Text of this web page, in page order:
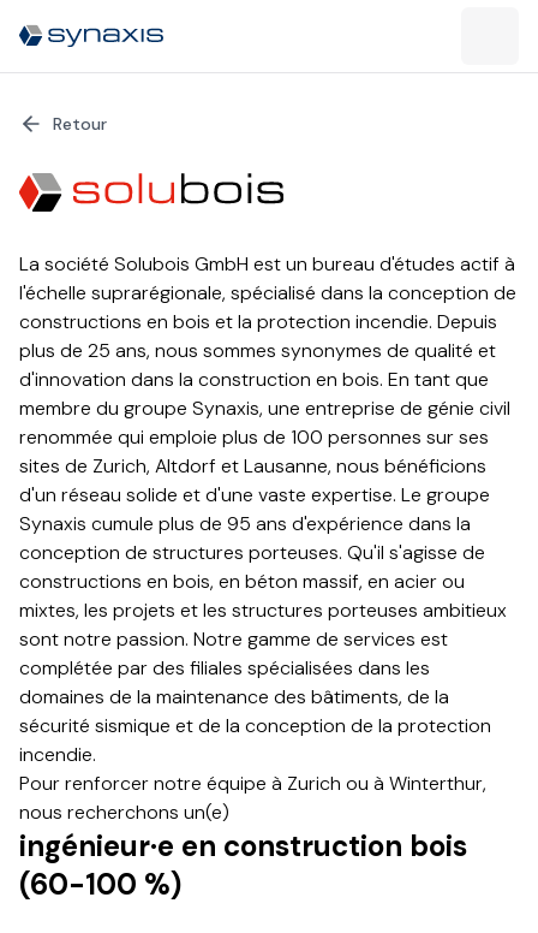
Retour
La société Solubois GmbH est un bureau d'études actif à
l'échelle suprarégionale, spécialisé dans la conception de
constructions en bois et la protection incendie. Depuis
plus de 25 ans, nous sommes synonymes de qualité et
d'innovation dans la construction en bois. En tant que
membre du groupe Synaxis, une entreprise de génie civil
renommée qui emploie plus de 100 personnes sur ses
sites de Zurich, Altdorf et Lausanne, nous bénéficions
d'un réseau solide et d'une vaste expertise. Le groupe
Synaxis cumule plus de 95 ans d'expérience dans la
conception de structures porteuses. Qu'il s'agisse de
constructions en bois, en béton massif, en acier ou
mixtes, les projets et les structures porteuses ambitieux
sont notre passion. Notre gamme de services est
complétée par des filiales spécialisées dans les
domaines de la maintenance des bâtiments, de la
sécurité sismique et de la conception de la protection
incendie.​​​​‌ ‍ ​‍​‍‌‍ ‌ ​‍‌‍‍‌‌‍‌ ‌‍‍‌‌‍ ‍​‍​‍​ ‍‍​‍​‍‌ ​ ‌‍​‌‌‍ ‍‌‍‍‌‌ ‌​‌ ‍‌​‍ ‍‌‍‍‌‌‍ ​‍​‍​‍ ​​‍​‍‌‍‍​‌ ​‍‌‍‌‌‌‍‌‍​‍​‍​ ‍‍​‍​‍‌‍‍​‌ ‌​‌ ‌​‌ ​​​ ‍‍​‍ ​‍ ‌‍ ​‌‍ ‌‍​ ‌‍​‌‌‍ ​‌‍‍​‌‍ ‌ ​ ‌ ‌​​ ‍‍​ ​ ​ ​ ​ ​ ​ ​ ​‍ ‌‍‍‌‌‍ ‍‌ ‌​‌‍‌‌‌‍ ‍‌ ‌​​‍ ‌‍‌‌‌‍‌​‌‍‍‌‌ ‌​​‍ ‌‍ ‌‌‍ ‌‍‌​‌‍‌‌​ ‌‌ ​​‌ ​‍‌‍‌‌‌ ​ ‌‍‌‌‌‍ ‍‌ ‌​‌‍​‌‌ ‌​‌‍‍‌‌‍ ‌‍ ‍​ ‍ ‌‍‍‌‌‍‌​​ ‌‌‍​‍‌‍​ ​ ‌‌​ ​ ‌‍‌‌‌‍‌​​ ‍​​ ​‍​‍ ‌​ ​​‌‍‌‌​ ‌‌‌‍‌​​‍ ‌​ ‌​​ ‌‌​ ‍​​ ​‌​‍ ‌‌‍​‍‌‍​‍​ ‌ ​ ​ ​‍ ‌‌‍‌‌​ ‍‌‌‍‌‌‌‍‌‌​ ​ ‌‍‌‍‌‍‌​​ ‌‌​ ‍​‌‍​‌‌‍‌‍​ ‍‌​ ‍ ‌ ‌​‌ ‍‌‌ ​​‌‍‌‌​ ‌‌‍‍‍‌‍ ‌‍​‍​ ‍ ‌ ​​‌‍​‌‌ ‌​‌‍‍​​ ‌‌ ​‍‌‍‍‌‌‍​ ‌‍‍​‌‌‌​‌‍‌‌‌ ‍​‌ ‌​​‍‌‌​ ‌‌‌​​‍‌‌ ‌‍‍ ‌‍‌‌‌ ‍‌​‍‌‌​ ​ ‌​‌​​‍‌‌​ ​ ‌​‌​​‍‌‌​ ​‍​ ​‍‌‍‌‍‌ ​‍​‍‌‌​ ​‍​ ​‍​‍‌‌​ ‌‌‌​‌​​‍ ‍‌ ‌‍‌‍​‌‌‍ ​‌ ‌‌‌‍‌‌​‍‌‌​ ‌‌‌​​‍‌‌ ‌‍‍ ‌‍‌‌‌ ‍‌​‍‌‌​ ​ ‌​‌​​‍‌‌​ ​ ‌​‌​​‍‌‌​ ​‍​ ​‍‌‍‌​​ ‌ ​ ​‍‌‍‌‍​ ‌‌​ ‍​​ ​​‌‍​‌‌‍‌‍‌‍​‌‌‍​‍‌‍​‍​‍‌‌​ ​‍​ ​‍​‍‌‌​ ‌‌‌​‌​​‍ ‍‌‍​ ‌‍‍​‌‍‍‌‌‍ ​‌‍‌​‌ ​‍‌‍‌‌‌‍ ‍​‍‌‌​ ‌‌‌​​‍‌‌ ‌‍‍ ‌‍‌‌‌ ‍‌​‍‌‌​ ​ ‌​‌​​‍‌‌​ ​ ‌​‌​​‍‌‌​ ​‍​ ​‍‌‍​ ‌‍​ ​ ​‌‌‍‌‍‌‍​‌​ ​​​ ​‍‌‍​ ​ ‌ ​ ​‍‌‍‌‍‌‍​‌​‍‌‌​ ​‍​ ​‍​‍‌‌​ ‌‌‌​‌​​‍ ‍‌ ‌​‌‍‌‌‌ ‍​‌ ‌​​ ‌‍​‍‌‍​‌‌ ​ ‌‍‌‌‌‌‌‌‌ ​‍‌‍ ​​ ‌‌‍‍​‌ ‌​‌ ‌​‌ ​​​‍‌‌​ ​ ‌​​‌​‍‌‌​ ​‍‌​‌‍​‍‌‌​ ​‍‌​‌‍‌‍ ​‌‍ ‌‍​ ‌‍​‌‌‍ ​‌‍‍​‌‍ ‌ ​ ‌ ‌​​‍‌‌​ ​ ‌​​‌​ ​ ​ ​ ​ ​ ​ ​ ​‍‌‍‌‍‍‌‌‍‌​​ ‌‌‍​‍‌‍​ ​ ‌‌​ ​ ‌‍‌‌‌‍‌​​ ‍​​ ​‍​‍ ‌​ ​​‌‍‌‌​ ‌‌‌‍‌​​‍ ‌​ ‌​​ ‌‌​ ‍​​ ​‌​‍ ‌‌‍​‍‌‍​‍​ ‌ ​ ​ ​‍ ‌‌‍‌‌​ ‍‌‌‍‌‌‌‍‌‌​ ​ ‌‍‌‍‌‍‌​​ ‌‌​ ‍​‌‍​‌‌‍‌‍​ ‍‌​‍‌‍‌ ‌​‌ ‍‌‌ ​​‌‍‌‌​ ‌‌‍‍‍‌‍ ‌‍​‍​‍‌‍‌ ​​‌‍​‌‌ ‌​‌‍‍​​ ‌‌ ​‍‌‍‍‌‌‍​ ‌‍‍​‌‌‌​‌‍‌‌‌ ‍​‌ ‌​​‍‌‌​ ‌‌‌​​‍‌‌ ‌‍‍ ‌‍‌‌‌ ‍‌​‍‌‌​ ​ ‌​‌​​‍‌‌​ ​ ‌​‌​​‍‌‌​ ​‍​ ​‍‌‍‌‍‌ ​‍​‍‌‌​ ​‍​ ​‍​‍‌‌​ ‌‌‌​‌​​‍ ‍‌ ‌‍‌‍​‌‌‍ ​‌ ‌‌‌‍‌‌​‍‌‌​ ‌‌‌​​‍‌‌ ‌‍‍ ‌‍‌‌‌ ‍‌​‍‌‌​ ​ ‌​‌​​‍‌‌​ ​ ‌​‌​​‍‌‌​ ​‍​ ​‍‌‍‌​​ ‌ ​ ​‍‌‍‌‍​ ‌‌​ ‍​​ ​​‌‍​‌‌‍‌‍‌‍​‌‌‍​‍‌‍​‍​‍‌‌​ ​‍​ ​‍​‍‌‌​ ‌‌‌​‌​​‍ ‍‌‍​ ‌‍‍​‌‍‍‌‌‍ ​‌‍‌​‌ ​‍‌‍‌‌‌‍ ‍​‍‌‌​ ‌‌‌​​‍‌‌ ‌‍‍ ‌‍‌‌‌ ‍‌​‍‌‌​ ​ ‌​‌​​‍‌‌​ ​ ‌​‌​​‍‌‌​ ​‍​ ​‍‌‍​ ‌‍​ ​ ​‌‌‍‌‍‌‍​‌​ ​​​ ​‍‌‍​ ​ ‌ ​ ​‍‌‍‌‍‌‍​‌​‍‌‌​ ​‍​ ​‍​‍‌‌​ ‌‌‌​‌​​‍ ‍‌ ‌​‌‍‌‌‌ ‍​‌ ‌​​‍‌‍‌ ​​‌‍‌‌‌ ​‍‌ ​ ‌ ​​‌‍‌‌‌‍​ ‌ ‌​‌‍‍‌‌ ‌‍‌‍‌‌​ ‌‌ ​​‌ ‌‌‌‍​‍‌‍ ​‌‍‍‌‌ ​ ‌‍‍​‌‍‌‌‌‍‌​​‍​‍‌ ‌
Pour renforcer notre équipe à Zurich ou à Winterthur,
nous recherchons un(e)​​​​‌ ‍ ​‍​‍‌‍ ‌ ​‍‌‍‍‌‌‍‌ ‌‍‍‌‌‍ ‍​‍​‍​ ‍‍​‍​‍‌ ​ ‌‍​‌‌‍ ‍‌‍‍‌‌ ‌​‌ ‍‌​‍ ‍‌‍‍‌‌‍ ​‍​‍​‍ ​​‍​‍‌‍‍​‌ ​‍‌‍‌‌‌‍‌‍​‍​‍​ ‍‍​‍​‍‌‍‍​‌ ‌​‌ ‌​‌ ​​​ ‍‍​‍ ​‍ ‌‍ ​‌‍ ‌‍​ ‌‍​‌‌‍ ​‌‍‍​‌‍ ‌ ​ ‌ ‌​​ ‍‍​ ​ ​ ​ ​ ​ ​ ​ ​‍ ‌‍‍‌‌‍ ‍‌ ‌​‌‍‌‌‌‍ ‍‌ ‌​​‍ ‌‍‌‌‌‍‌​‌‍‍‌‌ ‌​​‍ ‌‍ ‌‌‍ ‌‍‌​‌‍‌‌​ ‌‌ ​​‌ ​‍‌‍‌‌‌ ​ ‌‍‌‌‌‍ ‍‌ ‌​‌‍​‌‌ ‌​‌‍‍‌‌‍ ‌‍ ‍​ ‍ ‌‍‍‌‌‍‌​​ ‌‌‍​‍‌‍​ ​ ‌‌​ ​ ‌‍‌‌‌‍‌​​ ‍​​ ​‍​‍ ‌​ ​​‌‍‌‌​ ‌‌‌‍‌​​‍ ‌​ ‌​​ ‌‌​ ‍​​ ​‌​‍ ‌‌‍​‍‌‍​‍​ ‌ ​ ​ ​‍ ‌‌‍‌‌​ ‍‌‌‍‌‌‌‍‌‌​ ​ ‌‍‌‍‌‍‌​​ ‌‌​ ‍​‌‍​‌‌‍‌‍​ ‍‌​ ‍ ‌ ‌​‌ ‍‌‌ ​​‌‍‌‌​ ‌‌‍‍‍‌‍ ‌‍​‍​ ‍ ‌ ​​‌‍​‌‌ ‌​‌‍‍​​ ‌‌ ​‍‌‍‍‌‌‍​ ‌‍‍​‌‌‌​‌‍‌‌‌ ‍​‌ ‌​​‍‌‌​ ‌‌‌​​‍‌‌ ‌‍‍ ‌‍‌‌‌ ‍‌​‍‌‌​ ​ ‌​‌​​‍‌‌​ ​ ‌​‌​​‍‌‌​ ​‍​ ​‍‌‍‌‍‌ ​‍​‍‌‌​ ​‍​ ​‍​‍‌‌​ ‌‌‌​‌​​‍ ‍‌ ‌‍‌‍​‌‌‍ ​‌ ‌‌‌‍‌‌​‍‌‌​ ‌‌‌​​‍‌‌ ‌‍‍ ‌‍‌‌‌ ‍‌​‍‌‌​ ​ ‌​‌​​‍‌‌​ ​ ‌​‌​​‍‌‌​ ​‍​ ​‍​ ‌‌​ ​ ‌‍‌‌‌‍​ ​ ‍‌​ ​‍​ ​​‌‍‌​​ ​‌​ ​‌‌‍​‍​ ‌‌​‍‌‌​ ​‍​ ​‍​‍‌‌​ ‌‌‌​‌​​‍ ‍‌‍​ ‌‍‍​‌‍‍‌‌‍ ​‌‍‌​‌ ​‍‌‍‌‌‌‍ ‍​‍‌‌​ ‌‌‌​​‍‌‌ ‌‍‍ ‌‍‌‌‌ ‍‌​‍‌‌​ ​ ‌​‌​​‍‌‌​ ​ ‌​‌​​‍‌‌​ ​‍​ ​‍​ ​ ​ ‌ ​ ‍​‌‍​‌​ ‌‍​ ​‌​ ​​‌‍‌​‌‍​‍‌‍​ ​ ‌​​ ​‌​‍‌‌​ ​‍​ ​‍​‍‌‌​ ‌‌‌​‌​​‍ ‍‌ ‌​‌‍‌‌‌ ‍​‌ ‌​​ ‌‍​‍‌‍​‌‌ ​ ‌‍‌‌‌‌‌‌‌ ​‍‌‍ ​​ ‌‌‍‍​‌ ‌​‌ ‌​‌ ​​​‍‌‌​ ​ ‌​​‌​‍‌‌​ ​‍‌​‌‍​‍‌‌​ ​‍‌​‌‍‌‍ ​‌‍ ‌‍​ ‌‍​‌‌‍ ​‌‍‍​‌‍ ‌ ​ ‌ ‌​​‍‌‌​ ​ ‌​​‌​ ​ ​ ​ ​ ​ ​ ​ ​‍‌‍‌‍‍‌‌‍‌​​ ‌‌‍​‍‌‍​ ​ ‌‌​ ​ ‌‍‌‌‌‍‌​​ ‍​​ ​‍​‍ ‌​ ​​‌‍‌‌​ ‌‌‌‍‌​​‍ ‌​ ‌​​ ‌‌​ ‍​​ ​‌​‍ ‌‌‍​‍‌‍​‍​ ‌ ​ ​ ​‍ ‌‌‍‌‌​ ‍‌‌‍‌‌‌‍‌‌​ ​ ‌‍‌‍‌‍‌​​ ‌‌​ ‍​‌‍​‌‌‍‌‍​ ‍‌​‍‌‍‌ ‌​‌ ‍‌‌ ​​‌‍‌‌​ ‌‌‍‍‍‌‍ ‌‍​‍​‍‌‍‌ ​​‌‍​‌‌ ‌​‌‍‍​​ ‌‌ ​‍‌‍‍‌‌‍​ ‌‍‍​‌‌‌​‌‍‌‌‌ ‍​‌ ‌​​‍‌‌​ ‌‌‌​​‍‌‌ ‌‍‍ ‌‍‌‌‌ ‍‌​‍‌‌​ ​ ‌​‌​​‍‌‌​ ​ ‌​‌​​‍‌‌​ ​‍​ ​‍‌‍‌‍‌ ​‍​‍‌‌​ ​‍​ ​‍​‍‌‌​ ‌‌‌​‌​​‍ ‍‌ ‌‍‌‍​‌‌‍ ​‌ ‌‌‌‍‌‌​‍‌‌​ ‌‌‌​​‍‌‌ ‌‍‍ ‌‍‌‌‌ ‍‌​‍‌‌​ ​ ‌​‌​​‍‌‌​ ​ ‌​‌​​‍‌‌​ ​‍​ ​‍​ ‌‌​ ​ ‌‍‌‌‌‍​ ​ ‍‌​ ​‍​ ​​‌‍‌​​ ​‌​ ​‌‌‍​‍​ ‌‌​‍‌‌​ ​‍​ ​‍​‍‌‌​ ‌‌‌​‌​​‍ ‍‌‍​ ‌‍‍​‌‍‍‌‌‍ ​‌‍‌​‌ ​‍‌‍‌‌‌‍ ‍​‍‌‌​ ‌‌‌​​‍‌‌ ‌‍‍ ‌‍‌‌‌ ‍‌​‍‌‌​ ​ ‌​‌​​‍‌‌​ ​ ‌​‌​​‍‌‌​ ​‍​ ​‍​ ​ ​ ‌ ​ ‍​‌‍​‌​ ‌‍​ ​‌​ ​​‌‍‌​‌‍​‍‌‍​ ​ ‌​​ ​‌​‍‌‌​ ​‍​ ​‍​‍‌‌​ ‌‌‌​‌​​‍ ‍‌ ‌​‌‍‌‌‌ ‍​‌ ‌​​‍‌‍‌ ​​‌‍‌‌‌ ​‍‌ ​ ‌ ​​‌‍‌‌‌‍​ ‌ ‌​‌‍‍‌‌ ‌‍‌‍‌‌​ ‌‌ ​​‌ ‌‌‌‍​‍‌‍ ​‌‍‍‌‌ ​ ‌‍‍​‌‍‌‌‌‍‌​​‍​‍‌ ‌
ingénieur·e en construction bois
(60-100 %)​​​​‌ ‍ ​‍​‍‌‍ ‌ ​‍‌‍‍‌‌‍‌ ‌‍‍‌‌‍ ‍​‍​‍​ ‍‍​‍​‍‌ ​ ‌‍​‌‌‍ ‍‌‍‍‌‌ ‌​‌ ‍‌​‍ ‍‌‍‍‌‌‍ ​‍​‍​‍ ​​‍​‍‌‍‍​‌ ​‍‌‍‌‌‌‍‌‍​‍​‍​ ‍‍​‍​‍‌‍‍​‌ ‌​‌ ‌​‌ ​​​ ‍‍​‍ ​‍ ‌‍ ​‌‍ ‌‍​ ‌‍​‌‌‍ ​‌‍‍​‌‍ ‌ ​ ‌ ‌​​ ‍‍​ ​ ​ ​ ​ ​ ​ ​ ​‍ ‌‍‍‌‌‍ ‍‌ ‌​‌‍‌‌‌‍ ‍‌ ‌​​‍ ‌‍‌‌‌‍‌​‌‍‍‌‌ ‌​​‍ ‌‍ ‌‌‍ ‌‍‌​‌‍‌‌​ ‌‌ ​​‌ ​‍‌‍‌‌‌ ​ ‌‍‌‌‌‍ ‍‌ ‌​‌‍​‌‌ ‌​‌‍‍‌‌‍ ‌‍ ‍​ ‍ ‌‍‍‌‌‍‌​​ ‌‌‍​‍‌‍​ ​ ‌‌​ ​ ‌‍‌‌‌‍‌​​ ‍​​ ​‍​‍ ‌​ ​​‌‍‌‌​ ‌‌‌‍‌​​‍ ‌​ ‌​​ ‌‌​ ‍​​ ​‌​‍ ‌‌‍​‍‌‍​‍​ ‌ ​ ​ ​‍ ‌‌‍‌‌​ ‍‌‌‍‌‌‌‍‌‌​ ​ ‌‍‌‍‌‍‌​​ ‌‌​ ‍​‌‍​‌‌‍‌‍​ ‍‌​ ‍ ‌ ‌​‌ ‍‌‌ ​​‌‍‌‌​ ‌‌‍‍‍‌‍ ‌‍​‍​ ‍ ‌ ​​‌‍​‌‌ ‌​‌‍‍​​ ‌‌ ​‍‌‍‍‌‌‍​ ‌‍‍​‌‌‌​‌‍‌‌‌ ‍​‌ ‌​​‍‌‌​ ‌‌‌​​‍‌‌ ‌‍‍ ‌‍‌‌‌ ‍‌​‍‌‌​ ​ ‌​‌​​‍‌‌​ ​ ‌​‌​​‍‌‌​ ​‍​ ​‍‌‍‌‍‌ ​‍​‍‌‌​ ​‍​ ​‍​‍‌‌​ ‌‌‌​‌​​‍ ‍‌ ‌‍‌‍​‌‌‍ ​‌ ‌‌‌‍‌‌​‍‌‌​ ‌‌‌​​‍‌‌ ‌‍‍ ‌‍‌‌‌ ‍‌​‍‌‌​ ​ ‌​‌​​‍‌‌​ ​ ‌​‌​​‍‌‌​ ​‍​ ​‍​ ‍‌​ ​‍​ ‍​‌‍‌​​ ​​​ ​ ‌‍‌‌​ ​​‌‍​‍​ ​​‌‍‌‌‌‍‌‍​‍‌‌​ ​‍​ ​‍​‍‌‌​ ‌‌‌​‌​​‍ ‍‌‍​ ‌‍‍​‌‍‍‌‌‍ ​‌‍‌​‌ ​‍‌‍‌‌‌‍ ‍​‍‌‌​ ‌‌‌​​‍‌‌ ‌‍‍ ‌‍‌‌‌ ‍‌​‍‌‌​ ​ ‌​‌​​‍‌‌​ ​ ‌​‌​​‍‌‌​ ​‍​ ​‍‌‍​‌​ ​ ​ ‌​​ ​​​ ‍​‌‍‌‌​ ‍​​ ‌​​ ‍‌​ ‌ ​ ‌ ​ ‌‍​‍‌‌​ ​‍​ ​‍​‍‌‌​ ‌‌‌​‌​​‍ ‍‌ ‌​‌‍‌‌‌ ‍​‌ ‌​​ ‌‍​‍‌‍​‌‌ ​ ‌‍‌‌‌‌‌‌‌ ​‍‌‍ ​​ ‌‌‍‍​‌ ‌​‌ ‌​‌ ​​​‍‌‌​ ​ ‌​​‌​‍‌‌​ ​‍‌​‌‍​‍‌‌​ ​‍‌​‌‍‌‍ ​‌‍ ‌‍​ ‌‍​‌‌‍ ​‌‍‍​‌‍ ‌ ​ ‌ ‌​​‍‌‌​ ​ ‌​​‌​ ​ ​ ​ ​ ​ ​ ​ ​‍‌‍‌‍‍‌‌‍‌​​ ‌‌‍​‍‌‍​ ​ ‌‌​ ​ ‌‍‌‌‌‍‌​​ ‍​​ ​‍​‍ ‌​ ​​‌‍‌‌​ ‌‌‌‍‌​​‍ ‌​ ‌​​ ‌‌​ ‍​​ ​‌​‍ ‌‌‍​‍‌‍​‍​ ‌ ​ ​ ​‍ ‌‌‍‌‌​ ‍‌‌‍‌‌‌‍‌‌​ ​ ‌‍‌‍‌‍‌​​ ‌‌​ ‍​‌‍​‌‌‍‌‍​ ‍‌​‍‌‍‌ ‌​‌ ‍‌‌ ​​‌‍‌‌​ ‌‌‍‍‍‌‍ ‌‍​‍​‍‌‍‌ ​​‌‍​‌‌ ‌​‌‍‍​​ ‌‌ ​‍‌‍‍‌‌‍​ ‌‍‍​‌‌‌​‌‍‌‌‌ ‍​‌ ‌​​‍‌‌​ ‌‌‌​​‍‌‌ ‌‍‍ ‌‍‌‌‌ ‍‌​‍‌‌​ ​ ‌​‌​​‍‌‌​ ​ ‌​‌​​‍‌‌​ ​‍​ ​‍‌‍‌‍‌ ​‍​‍‌‌​ ​‍​ ​‍​‍‌‌​ ‌‌‌​‌​​‍ ‍‌ ‌‍‌‍​‌‌‍ ​‌ ‌‌‌‍‌‌​‍‌‌​ ‌‌‌​​‍‌‌ ‌‍‍ ‌‍‌‌‌ ‍‌​‍‌‌​ ​ ‌​‌​​‍‌‌​ ​ ‌​‌​​‍‌‌​ ​‍​ ​‍​ ‍‌​ ​‍​ ‍​‌‍‌​​ ​​​ ​ ‌‍‌‌​ ​​‌‍​‍​ ​​‌‍‌‌‌‍‌‍​‍‌‌​ ​‍​ ​‍​‍‌‌​ ‌‌‌​‌​​‍ ‍‌‍​ ‌‍‍​‌‍‍‌‌‍ ​‌‍‌​‌ ​‍‌‍‌‌‌‍ ‍​‍‌‌​ ‌‌‌​​‍‌‌ ‌‍‍ ‌‍‌‌‌ ‍‌​‍‌‌​ ​ ‌​‌​​‍‌‌​ ​ ‌​‌​​‍‌‌​ ​‍​ ​‍‌‍​‌​ ​ ​ ‌​​ ​​​ ‍​‌‍‌‌​ ‍​​ ‌​​ ‍‌​ ‌ ​ ‌ ​ ‌‍​‍‌‌​ ​‍​ ​‍​‍‌‌​ ‌‌‌​‌​​‍ ‍‌ ‌​‌‍‌‌‌ ‍​‌ ‌​​‍‌‍‌ ​​‌‍‌‌‌ ​‍‌ ​ ‌ ​​‌‍‌‌‌‍​ ‌ ‌​‌‍‍‌‌ ‌‍‌‍‌‌​ ‌‌ ​​‌ ‌‌‌‍​‍‌‍ ​‌‍‍‌‌ ​ ‌‍‍​‌‍‌‌‌‍‌​​‍​‍‌ ‌